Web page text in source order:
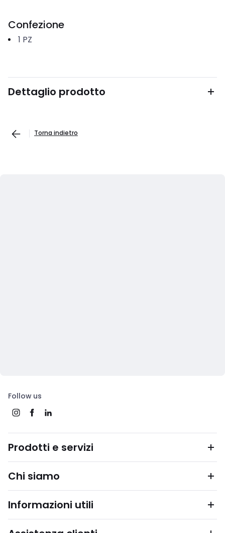
Confezione
1 PZ
Dettaglio prodotto
Torna indietro
Follow us
Prodotti e servizi
Chi siamo
Informazioni utili